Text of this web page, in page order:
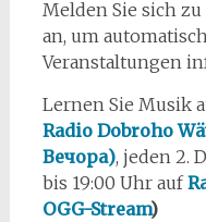
Melden Sie sich
an, um
Veranstaltungen
Lernen Sie Musik
Radio Dobroho
Вечора), jeden 2.
bis 19:00 Uhr auf
OGG-Stream)